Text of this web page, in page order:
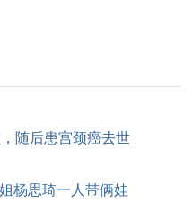
随后患宫颈癌去世
杨思琦一人带俩娃